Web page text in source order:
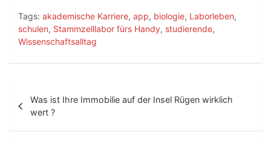
Tags: akademische Karriere, app, biologie, Laborleben,
schulen, Stammzelllabor fürs Handy, studierende,
Wissenschaftsalltag
e
i
Was ist Ihre Immobilie auf der Insel Rügen wirklich
wert ?